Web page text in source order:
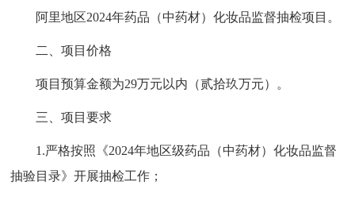
阿里地区2024年药品（中药材）化妆品监督抽检项目。
二、项目价格
项目预算金额为29万元以内（贰拾玖万元）。
三、项目要求
1.严格按照《2024年地区级药品（中药材）化妆品监督
抽验目录》开展抽检工作；